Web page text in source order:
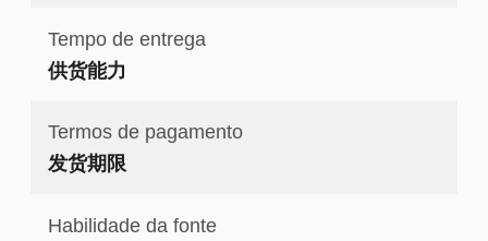
Tempo de entrega
供货能力
Termos de pagamento
发货期限
Habilidade da fonte